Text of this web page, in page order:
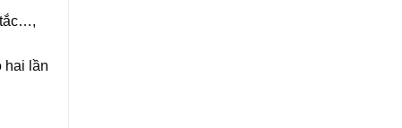
tắc…,
hai lần